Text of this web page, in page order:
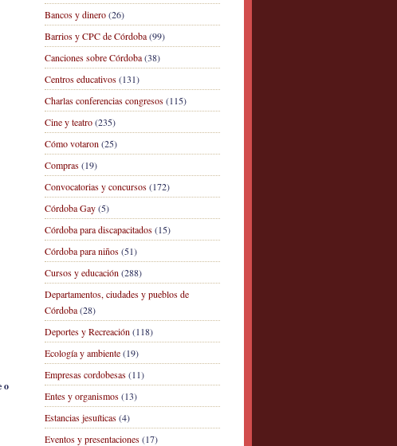
Bancos y dinero(26)
Barrios y CPC de Córdoba(99)
Canciones sobre Córdoba(38)
Centros educativos(131)
Charlas conferencias congresos(115)
Cine y teatro(235)
Cómo votaron (25)
Compras(19)
Convocatorias y concursos(172)
Córdoba Gay(5)
Córdoba para discapacitados(15)
Córdoba para niños(51)
Cursos y educación (288)
Departamentos, ciudades y pueblos de
Córdoba(28)
Deportes y Recreación (118)
Ecología y ambiente(19)
Empresas cordobesas(11)
Entes y organismos(13)
Estancias jesuíticas(4)
Eventos y presentaciones(17)
o